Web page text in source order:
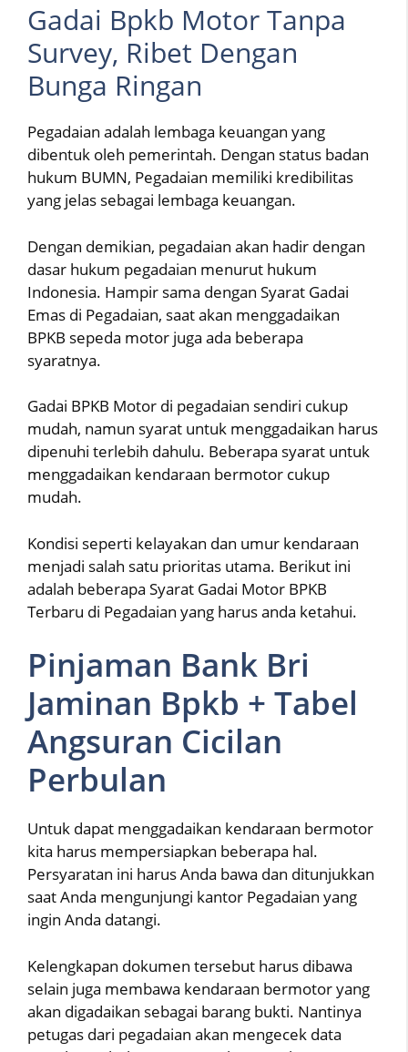
Gadai Bpkb Motor Tanpa
Survey, Ribet Dengan
Bunga Ringan
Pegadaian adalah lembaga keuangan yang
dibentuk oleh pemerintah. Dengan status badan
hukum BUMN, Pegadaian memiliki kredibilitas
yang jelas sebagai lembaga keuangan.
Dengan demikian, pegadaian akan hadir dengan
dasar hukum pegadaian menurut hukum
Indonesia. Hampir sama dengan Syarat Gadai
Emas di Pegadaian, saat akan menggadaikan
BPKB sepeda motor juga ada beberapa
syaratnya.
Gadai BPKB Motor di pegadaian sendiri cukup
mudah, namun syarat untuk menggadaikan harus
dipenuhi terlebih dahulu. Beberapa syarat untuk
menggadaikan kendaraan bermotor cukup
mudah.
Kondisi seperti kelayakan dan umur kendaraan
menjadi salah satu prioritas utama. Berikut ini
adalah beberapa Syarat Gadai Motor BPKB
Terbaru di Pegadaian yang harus anda ketahui.
Pinjaman Bank Bri
Jaminan Bpkb + Tabel
Angsuran Cicilan
Perbulan
Untuk dapat menggadaikan kendaraan bermotor
kita harus mempersiapkan beberapa hal.
Persyaratan ini harus Anda bawa dan ditunjukkan
saat Anda mengunjungi kantor Pegadaian yang
ingin Anda datangi.
Kelengkapan dokumen tersebut harus dibawa
selain juga membawa kendaraan bermotor yang
akan digadaikan sebagai barang bukti. Nantinya
petugas dari pegadaian akan mengecek data